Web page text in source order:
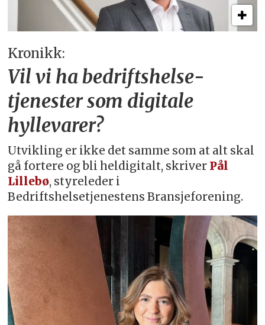
Kronikk:
Vil vi ha bedriftshelse­
tjenester som digitale
hyllevarer?
Utvikling er ikke det samme som at alt skal
gå fortere og bli heldigitalt, skriver Pål
Lillebø, styreleder i
Bedriftshelsetjenestens Bransjeforening.